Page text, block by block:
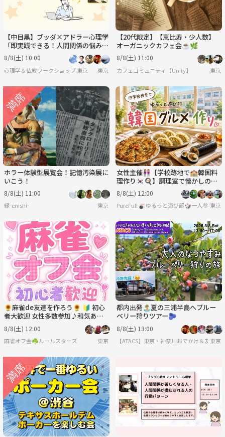
【中目黒】ブッダ×アドラー心理学
「即実践できる！人間関係の悩み解
決法」ワークショップ-東京
8/8(土) 10:00
心理学＆仏教ワークショップ 東京 東京
【20代限定】【恵比寿・少人数】
オーガニックカフェ会☕️🌿
8/8(土) 11:00
カフェコミュニティ【Unity】 東京
ホラー体験型展覧会！記憶汚染展に
いこう！
8/8(土) 11:00
縁-enishi- 東京
女性主催👭【学校跡地で🏫韓国料
理作り🇰🇷🍳】調理室で懐かしの学
生気分🏫.*
8/8(土) 12:00
PureFull 🎳ゆるっと遊び部🎲一人参加で
東京
🌻麻雀de友達を作ろう🌻 🔰 初心
者大歓迎 女性多数参加♪和気あい
あい麻雀オフ会！
8/8(土) 12:00
麻雀オフ会☘️ルールスターズ 東京
都内出発🏝️夏の三浦半島へブルー
ベリー狩りツアー🫐
8/8(土) 13:00
【ATACS】東京・神奈川おでかけ＆友達
東京